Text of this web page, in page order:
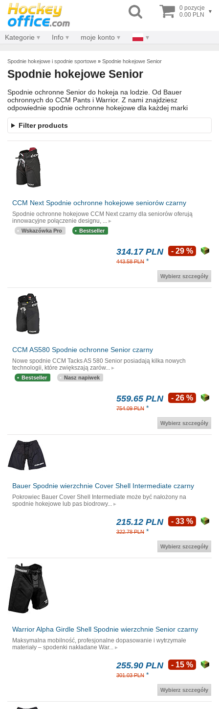
0 pozycje
0.00 PLN
▾
Kategorie Info moje konto
Spodnie hokejowe i spodnie sportowe » Spodnie hokejowe Senior
Spodnie hokejowe Senior
Spodnie ochronne Senior do hokeja na lodzie. Od Bauer
ochronnych do CCM Pants i Warrior. Z nami znajdziesz
odpowiednie spodnie ochronne hokejowe dla każdej marki
Filter products
CCM Next Spodnie ochronne hokejowe seniorów czarny
Spodnie ochronne hokejowe CCM Next czarny dla seniorów oferują
innowacyjne połączenie designu, ...
Wskazówka Pro Bestseller
314.17 PLN
443.58 PLN *
- 29 %
Wybierz szczegóły
CCM AS580 Spodnie ochronne Senior czarny
Nowe spodnie CCM Tacks AS 580 Senior posiadają kilka nowych
technologii, które zwiększają zarów...
Bestseller Nasz napiwek
559.65 PLN
754.09 PLN *
- 26 %
Wybierz szczegóły
Bauer Spodnie wierzchnie Cover Shell Intermediate czarny
Pokrowiec Bauer Cover Shell Intermediate może być nałożony na
spodnie hokejowe lub pas biodrowy...
215.12 PLN
322.78 PLN *
- 33 %
Wybierz szczegóły
Warrior Alpha Girdle Shell Spodnie wierzchnie Senior czarny
Maksymalna mobilność, profesjonalne dopasowanie i wytrzymałe
materiały – spodenki nakładane War...
255.90 PLN
301.03 PLN *
- 15 %
Wybierz szczegóły